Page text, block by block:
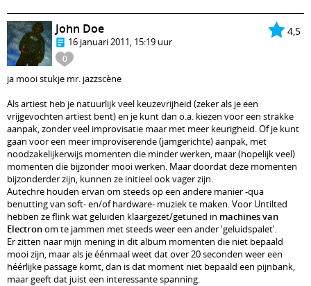
4,5
0
John Doe
16 januari 2011, 15:19 uur
ja mooi stukje mr. jazzscène
Als artiest heb je natuurlijk veel keuzevrijheid (zeker als je een
vrijgevochten artiest bent) en je kunt dan o.a. kiezen voor een strakke
aanpak, zonder veel improvisatie maar met meer keurigheid. Of je kunt
gaan voor een meer improviserende (jamgerichte) aanpak, met
noodzakelijkerwijs momenten die minder werken, maar (hopelijk veel)
momenten die bijzonder mooi werken. Maar doordat deze momenten
bijzonderder zijn, kunnen ze initieel ook vager zijn.
Autechre houden ervan om steeds op een andere manier -qua
benutting van soft- en/of hardware- muziek te maken. Voor Untilted
hebben ze flink wat geluiden klaargezet/getuned in machines van
Electronom te jammen met steeds weer een ander 'geluidspalet'.
Er zitten naar mijn mening in dit album momenten die niet bepaald
mooi zijn, maar als je éénmaal weet dat over 20 seconden weer een
héérlijke passage komt, dan is dat moment niet bepaald een pijnbank,
maar geeft dat juist een interessante spanning.